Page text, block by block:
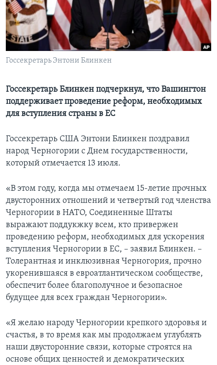
Learning English
СОЦИАЛЬНЫЕ СЕТИ
Языки
Госсекретарь Энтони Блинкен
Госсекретарь Блинкен подчеркнул, что Вашингтон
поддерживает проведение реформ, необходимых
для вступления страны в ЕС
Госсекретарь США Энтони Блинкен поздравил
народ Черногории с Днем государственности,
который отмечается 13 июля.
«В этом году, когда мы отмечаем 15-летие прочных
двусторонних отношений и четвертый год членства
Черногории в НАТО, Соединенные Штаты
выражают поддукжку всем, кто привержен
проведению реформ, необходимых для ускорения
вступления Черногории в ЕС, – заявил Блинкен. –
Толерантная и инклюзивная Черногория, прочно
укоренившаяся в евроатлантическом сообществе,
обеспечит более благополучное и безопасное
будущее для всех граждан Черногории».
«Я желаю народу Черногории крепкого здоровья и
счастья, в то время как мы продолжаем углублять
наши двусторонние связи, которые строятся на
основе общих ценностей и демократических